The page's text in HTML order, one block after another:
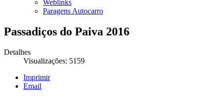
Weblinks
Paragens Autocarro
Passadiços do Paiva 2016
Detalhes
Visualizações: 5159
Imprimir
Email